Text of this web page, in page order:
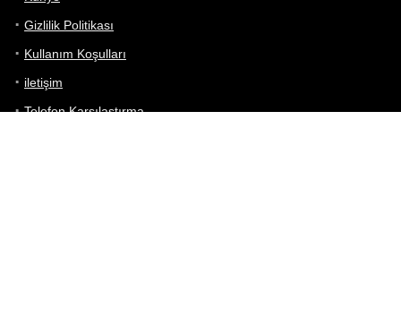
Gizlilik Politikası
Kullanım Koşulları
iletişim
Telefon Karşılaştırma